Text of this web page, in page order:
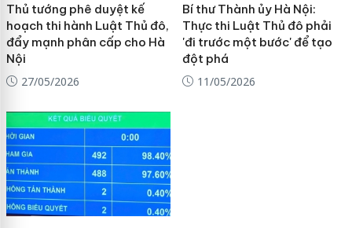
Thủ tướng phê duyệt kế
hoạch thi hành Luật Thủ đô,
đẩy mạnh phân cấp cho Hà
Nội
27/05/2026
Bí thư Thành ủy Hà Nội:
Thực thi Luật Thủ đô phải
'đi trước một bước' để tạo
đột phá
11/05/2026